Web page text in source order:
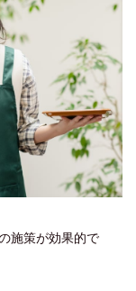
施策が効果的で